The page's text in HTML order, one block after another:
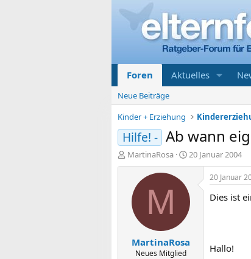
Foren Aktuelles
Neue Beiträge
Kinder + Erziehung
Hilfe! - Ab wann
E
r
MartinaRosa
E
r
e
l
a
20 Januar 2004
M
MartinaRosa
Neues Mitglied
20 Januar
Dies ist
Hallo!